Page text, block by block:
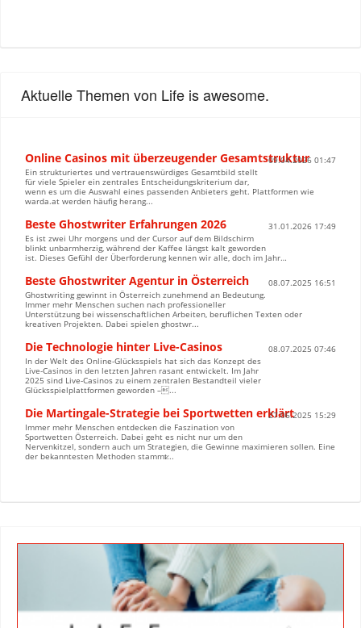
Aktuelle Themen von Life is awesome.
Online Casinos mit überzeugender Gesamtstruktur
09.04.2026 01:47
Ein strukturiertes und vertrauenswürdiges Gesamtbild stellt
für viele Spieler ein zentrales Entscheidungskriterium dar,
wenn es um die Auswahl eines passenden Anbieters geht. Plattformen wie
warda.at werden häufig herang...
Beste Ghostwriter Erfahrungen 2026
31.01.2026 17:49
Es ist zwei Uhr morgens und der Cursor auf dem Bildschirm
blinkt unbarmherzig, während der Kaffee längst kalt geworden
ist. Dieses Gefühl der Überforderung kennen wir alle, doch im Jahr…
Beste Ghostwriter Agentur in Österreich
08.07.2025 16:51
Ghostwriting gewinnt in Österreich zunehmend an Bedeutung.
Immer mehr Menschen suchen nach professioneller
Unterstützung bei wissenschaftlichen Arbeiten, beruflichen Texten oder
kreativen Projekten. Dabei spielen ghostwr...
Die Technologie hinter Live-Casinos
08.07.2025 07:46
In der Welt des Online-Glücksspiels hat sich das Konzept des
Live-Casinos in den letzten Jahren rasant entwickelt. Im Jahr
2025 sind Live-Casinos zu einem zentralen Bestandteil vieler
Glücksspielplattformen geworden –...
Die Martingale-Strategie bei Sportwetten erklärt27.06.2025 15:29
Immer mehr Menschen entdecken die Faszination von
Sportwetten Österreich. Dabei geht es nicht nur um den
Nervenkitzel, sondern auch um Strategien, die Gewinne maximieren sollen. Eine
der bekanntesten Methoden stammt̷...